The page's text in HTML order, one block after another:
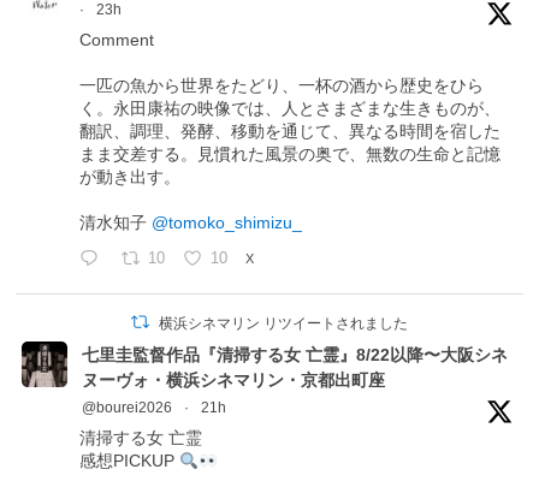
·
23h
Comment
一匹の魚から世界をたどり、一杯の酒から歴史をひら
く。永田康祐の映像では、人とさまざまな生きものが、
翻訳、調理、発酵、移動を通じて、異なる時間を宿した
まま交差する。見慣れた風景の奥で、無数の生命と記憶
が動き出す。
清水知子 @tomoko_shimizu_
10 10 X
横浜シネマリン リツイートされました
七里圭監督作品『清掃する女 亡霊』8/22以降〜大阪シネ
ヌーヴォ・横浜シネマリン・京都出町座
@bourei2026 · 21h
清掃する女 亡霊
感想PICKUP